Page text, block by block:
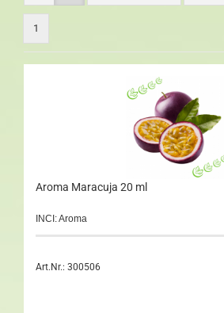
1
Aroma Maracuja 20 ml
INCI: Aroma
Art.Nr.: 300506